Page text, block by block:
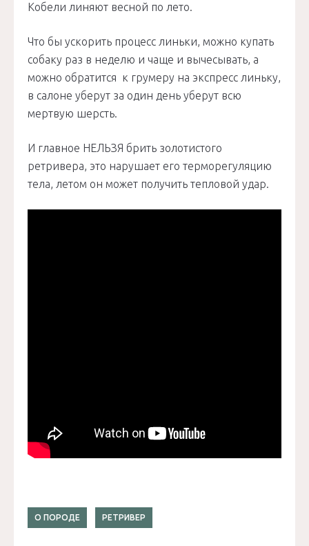
Кобели линяют весной по лето.
Что бы ускорить процесс линьки, можно купать
собаку раз в неделю и чаще и вычесывать, а
можно обратится к грумеру на экспресс линьку,
в салоне уберут за один день уберут всю
мертвую шерсть.
И главное НЕЛЬЗЯ брить золотистого
ретривера, это нарушает его терморегуляцию
тела, летом он может получить тепловой удар.
О ПОРОДЕ РЕТРИВЕР